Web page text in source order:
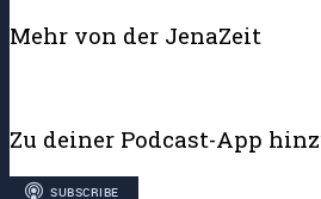
Mehr von der JenaZeit
Zu deiner Podcast-App